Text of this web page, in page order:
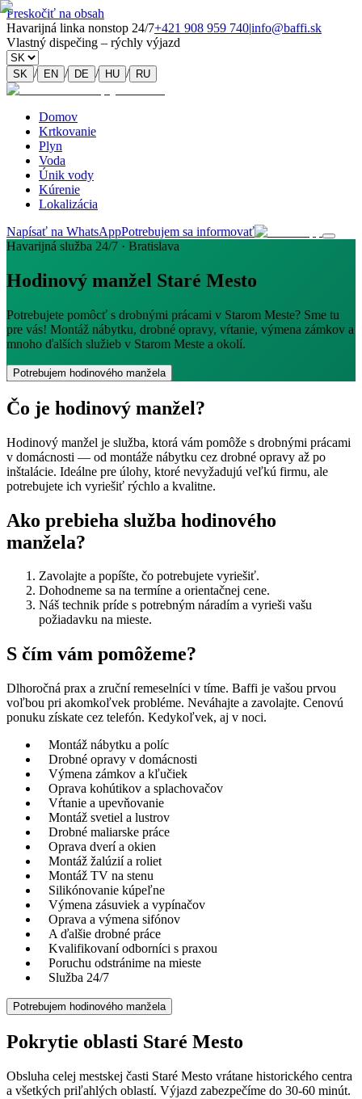
Preskočiť na obsah
Havarijná linka nonstop 24/7+421 908 959 740|info@baffi.sk
Vlastný dispečing – rýchly výjazd
SK / EN / DE / HU / RU
Domov
Krtkovanie
Plyn
Voda
Únik vody
Kúrenie
Lokalizácia
Napísať na WhatsAppPotrebujem sa informovať
Havarijná služba 24/7 · Bratislava
Hodinový manžel Staré Mesto
Potrebujete pomôcť s drobnými prácami v Starom Meste? Sme tu
pre vás! Montáž nábytku, drobné opravy, vŕtanie, výmena zámkov a
mnoho ďalších služieb v Starom Meste a okolí.
Potrebujem hodinového manžela
Čo je hodinový manžel?
Hodinový manžel je služba, ktorá vám pomôže s drobnými prácami
v domácnosti — od montáže nábytku cez drobné opravy až po
inštalácie. Ideálne pre úlohy, ktoré nevyžadujú veľkú firmu, ale
potrebujete ich vyriešiť rýchlo a kvalitne.
Ako prebieha služba hodinového
manžela?
Zavolajte a popíšte, čo potrebujete vyriešiť.
Dohodneme sa na termíne a orientačnej cene.
Náš technik príde s potrebným náradím a vyrieši vašu
požiadavku na mieste.
S čím vám pomôžeme?
Dlhoročná prax a zruční remeselníci v tíme. Baffi je vašou prvou
voľbou pri akomkoľvek probléme. Neváhajte a zavolajte. Cenovú
ponuku získate cez telefón. Kedykoľvek, aj v noci.
Montáž nábytku a políc
Drobné opravy v domácnosti
Výmena zámkov a kľučiek
Oprava kohútikov a splachovačov
Vŕtanie a upevňovanie
Montáž svetiel a lustrov
Drobné maliarske práce
Oprava dverí a okien
Montáž žalúzií a roliet
Montáž TV na stenu
Silikónovanie kúpeľne
Výmena zásuviek a vypínačov
Oprava a výmena sifónov
A ďalšie drobné práce
Kvalifikovaní odborníci s praxou
Poruchu odstránime na mieste
Služba 24/7
Potrebujem hodinového manžela
Pokrytie oblasti Staré Mesto
Obsluha celej mestskej časti Staré Mesto vrátane historického centra
a všetkých priľahlých oblastí. Výjazd zabezpečíme do 30-60 minút.